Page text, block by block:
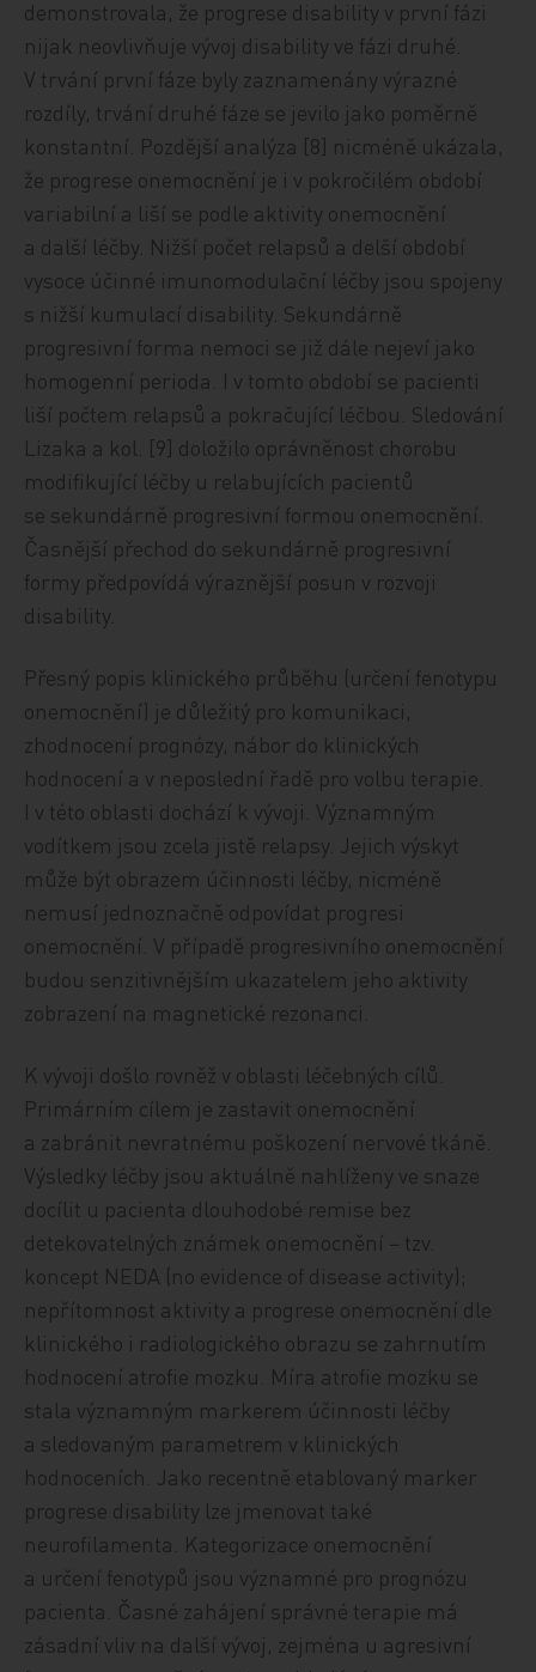
demonstrovala, že progrese disability v první fázi
nijak neovlivňuje vývoj disability ve fázi druhé.
V trvání první fáze byly zaznamenány výrazné
rozdíly, trvání druhé fáze se jevilo jako poměrně
konstantní. Pozdější analýza [8] nicméně ukázala,
že progrese onemocnění je i v pokročilém období
variabilní a liší se podle aktivity onemocnění
a další léčby. Nižší počet relapsů a delší období
vysoce účinné imunomodulační léčby jsou spojeny
s nižší kumulací disability. Sekundárně
progresivní forma nemoci se již dále nejeví jako
homogenní perioda. I v tomto období se pacienti
liší počtem relapsů a pokračující léčbou. Sledování
Lizaka a kol. [9] doložilo oprávněnost chorobu
modifikující léčby u relabujících pacientů
se sekundárně progresivní formou onemocnění.
Časnější přechod do sekundárně progresivní
formy předpovídá výraznější posun v rozvoji
disability.
Přesný popis klinického průběhu (určení fenotypu
onemocnění) je důležitý pro komunikaci,
zhodnocení prognózy, nábor do klinických
hodnocení a v neposlední řadě pro volbu terapie.
I v této oblasti dochází k vývoji. Významným
vodítkem jsou zcela jistě relapsy. Jejich výskyt
může být obrazem účinnosti léčby, nicméně
nemusí jednoznačně odpovídat progresi
onemocnění. V případě progresivního onemocnění
budou senzitivnějším ukazatelem jeho aktivity
zobrazení na magnetické rezonanci.
K vývoji došlo rovněž v oblasti léčebných cílů.
Primárním cílem je zastavit onemocnění
a zabránit nevratnému poškození nervové tkáně.
Výsledky léčby jsou aktuálně nahlíženy ve snaze
docílit u pacienta dlouhodobé remise bez
detekovatelných známek onemocnění − tzv.
koncept NEDA (no evidence of dis­ease activity);
nepřítomnost aktivity a progrese onemocnění dle
klinického i radiologického obrazu se zahrnutím
hodnocení atrofie mozku. Míra atrofie mozku se
stala významným markerem účinnosti léčby
a sledovaným parametrem v klinických
hodnoceních. Jako recentně etablovaný marker
progrese disability lze jmenovat také
neurofilamenta. Kategorizace onemocnění
a určení fenotypů jsou významné pro prognózu
pacienta. Časné zahájení správné terapie má
zásadní vliv na další vývoj, zejména u agresivní